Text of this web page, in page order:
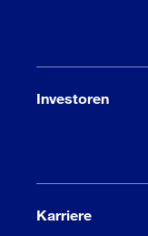
Investoren
Karriere